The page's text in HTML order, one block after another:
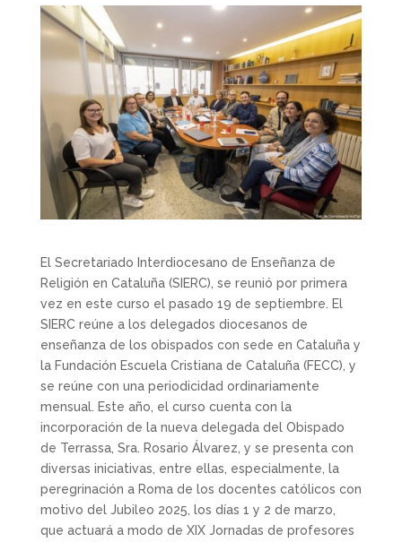
El Secretariado Interdiocesano de Enseñanza de
Religión en Cataluña (SIERC), se reunió por primera
vez en este curso el pasado 19 de septiembre. El
SIERC reúne a los delegados diocesanos de
enseñanza de los obispados con sede en Cataluña y
la Fundación Escuela Cristiana de Cataluña (FECC), y
se reúne con una periodicidad ordinariamente
mensual. Este año, el curso cuenta con la
incorporación de la nueva delegada del Obispado
de Terrassa, Sra. Rosario Álvarez, y se presenta con
diversas iniciativas, entre ellas, especialmente, la
peregrinación a Roma de los docentes católicos con
motivo del Jubileo 2025, los días 1 y 2 de marzo,
que actuará a modo de XIX Jornadas de profesores